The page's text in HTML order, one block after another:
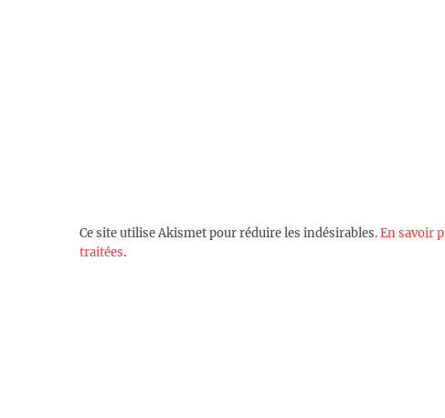
Ce site utilise Akismet pour réduire les indésirables.En savoir
traitées.